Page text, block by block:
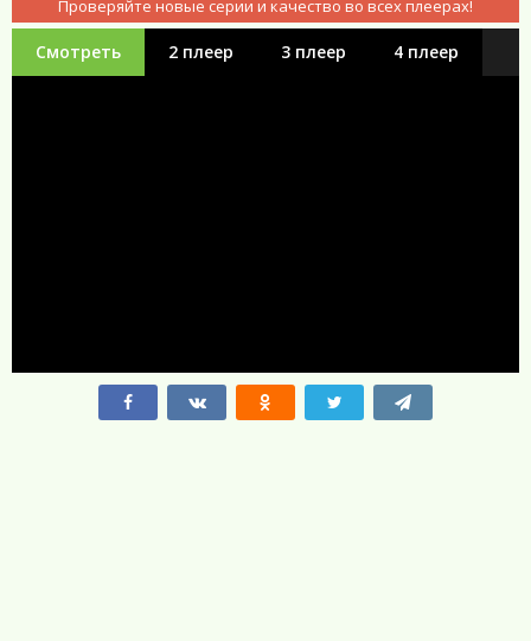
Проверяйте новые серии и качество во всех плеерах!
Смотреть 2 плеер 3 плеер 4 плеер